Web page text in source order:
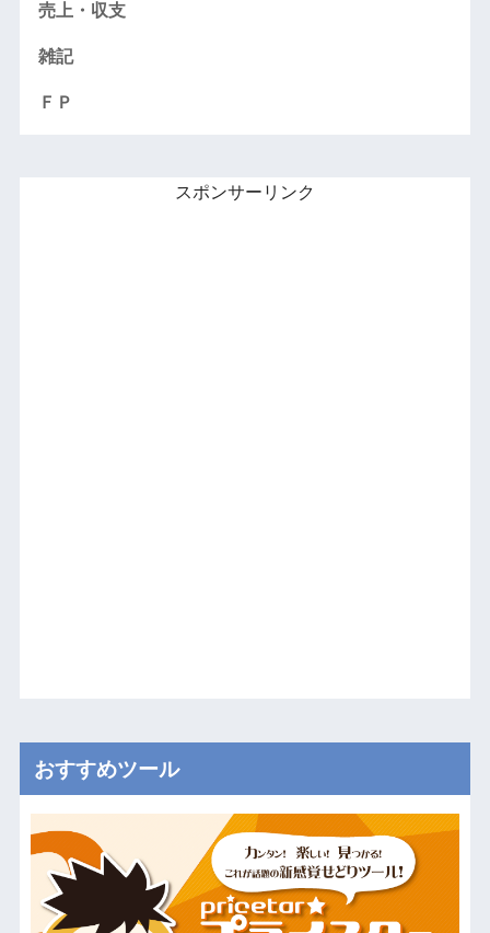
売上・収支
雑記
ＦＰ
スポンサーリンク
おすすめツール